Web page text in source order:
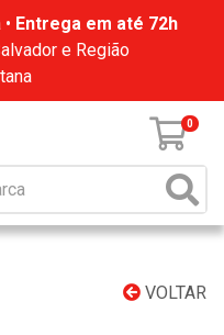
Entrega em até 72h
e Região
0
VOLTAR